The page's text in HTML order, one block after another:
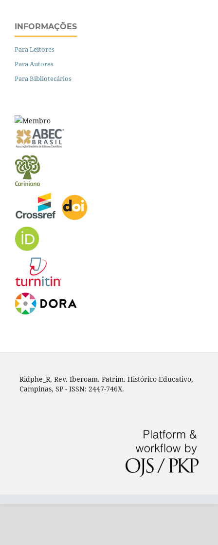
INFORMAÇÕES
Para Leitores
Para Autores
Para Bibliotecários
Ridphe_R, Rev. Iberoam. Patrim. Histórico-Educativo,
Campinas, SP - ISSN: 2447-746X.